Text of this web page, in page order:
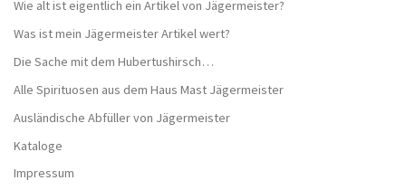
Wie alt ist eigentlich ein Artikel von Jägermeister?
Was ist mein Jägermeister Artikel wert?
Die Sache mit dem Hubertushirsch…
Alle Spirituosen aus dem Haus Mast Jägermeister
Ausländische Abfüller von Jägermeister
Kataloge
Impressum